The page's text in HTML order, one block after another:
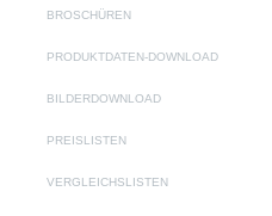
BROSCHÜREN
PRODUKTDATEN-DOWNLOAD
BILDERDOWNLOAD
PREISLISTEN
VERGLEICHSLISTEN